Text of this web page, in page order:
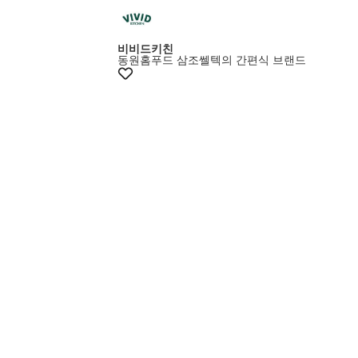
비비드키친
동원홈푸드 삼조쎌텍의 간편식 브랜드